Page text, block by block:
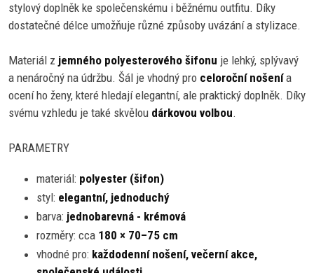
stylový doplněk ke společenskému i běžnému outfitu. Díky
dostatečné délce umožňuje různé způsoby uvázání a stylizace.
Materiál z jemného polyesterového šifonu je lehký, splývavý
a nenáročný na údržbu. Šál je vhodný pro celoroční nošenía
ocení ho ženy, které hledají elegantní, ale praktický doplněk. Díky
svému vzhledu je také skvělou dárkovou volbou.
PARAMETRY
materiál: polyester (šifon)
styl: elegantní, jednoduchý
barva: jednobarevná - krémová
rozměry: cca 180 × 70–75 cm
vhodné pro: každodenní nošení, večerní akce,